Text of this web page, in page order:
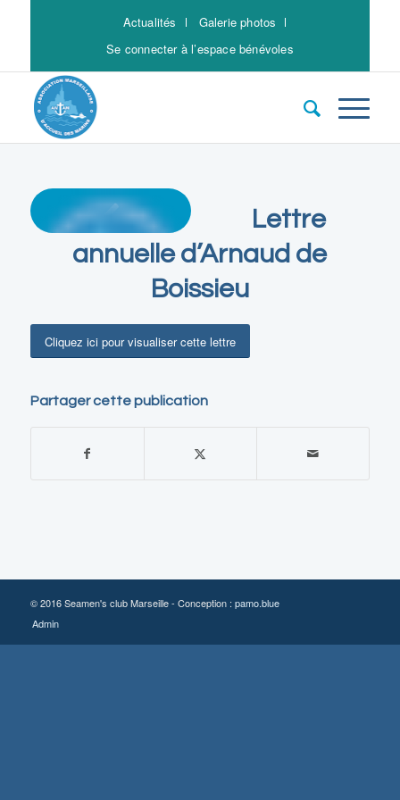
Actualités
Galerie photos
Se connecter à l’espace bénévoles
Lettre
annuelle d’Arnaud de
Boissieu
Cliquez ici pour visualiser cette lettre
Partager cette publication
© 2016 Seamen's club Marseille - Conception : pamo.blue
Admin